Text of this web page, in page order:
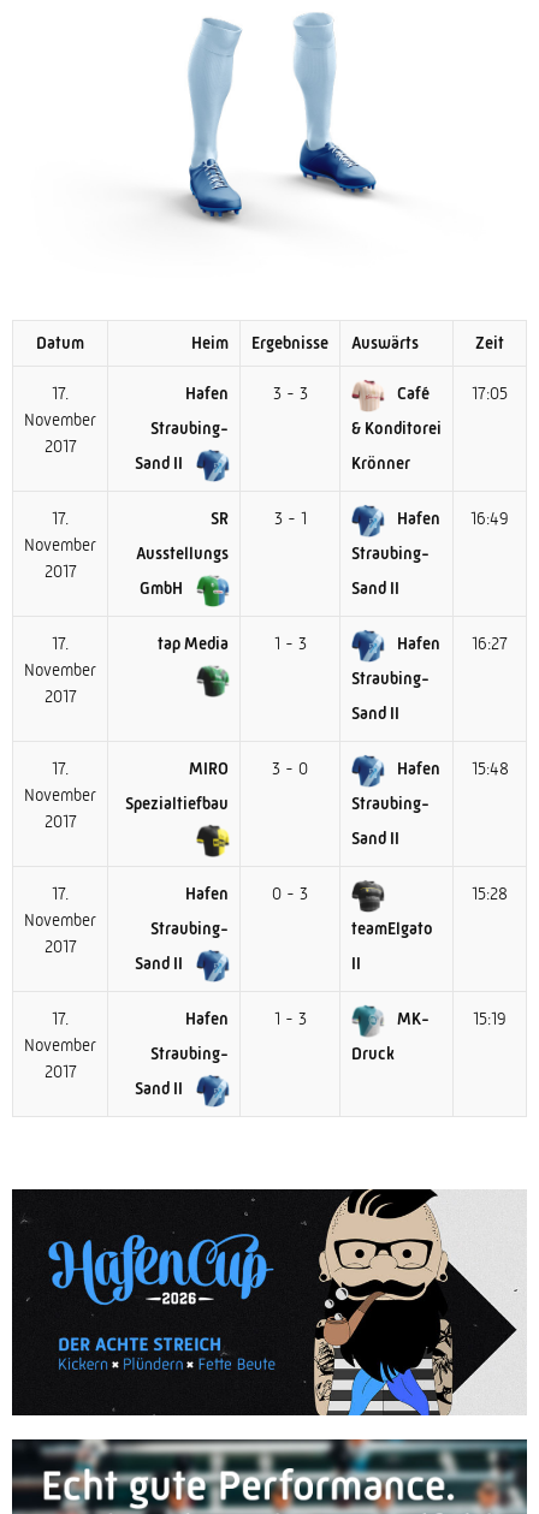
Datum Heim Ergebnisse Auswärts Zeit
17.
November
2017
Hafen
Straubing-
Sand II
3 - 3
Café
& Konditorei
Krönner
17:05
17.
November
2017
SR
Ausstellungs
GmbH
3 - 1
Hafen
Straubing-
Sand II
16:49
17.
November
2017
tap Media 1 - 3
Hafen
Straubing-
Sand II
16:27
17.
November
2017
MIRO
Spezialtiefbau
3 - 0
Hafen
Straubing-
Sand II
15:48
17.
November
2017
Hafen
Straubing-
Sand II
0 - 3
teamElgato
II
15:28
17.
November
2017
Hafen
Straubing-
Sand II
1 - 3
MK-
Druck
15:19